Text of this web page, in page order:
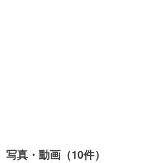
写真・動画（10件）